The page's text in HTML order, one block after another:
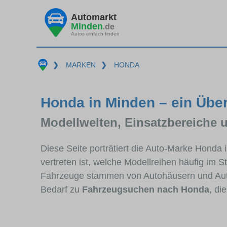
Automarkt
Minden.de
Autos einfach finden
❯ MARKEN ❯ HONDA
Honda in Minden – ein
Modellwelten, Einsatzbereiche
Diese Seite porträtiert die Auto-Marke
vertreten ist, welche Modellreihen häufig im
Fahrzeuge stammen von Autohäusern und
Bedarf zu Fahrzeugsuchen nach Honda,